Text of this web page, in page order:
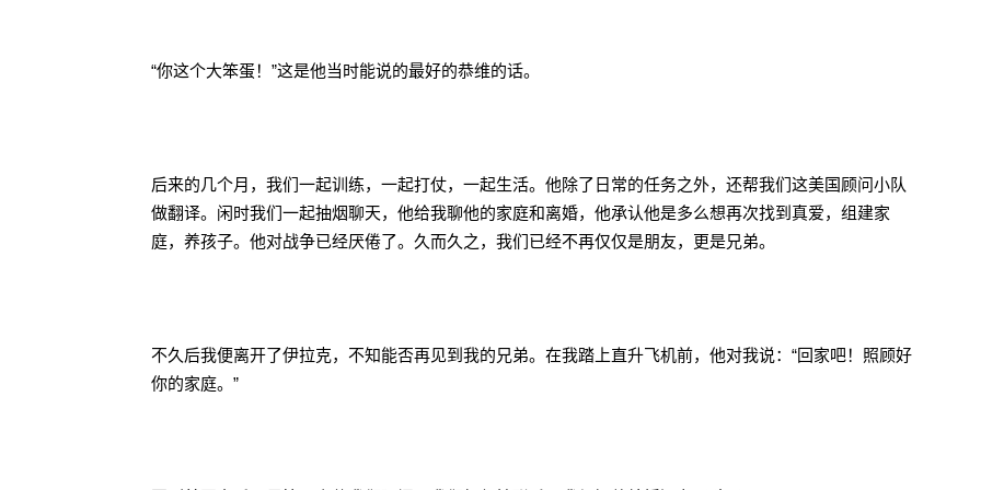
“你这个大笨蛋！”这是他当时能说的最好的恭维的话。
后来的几个月，我们一起训练，一起打仗，一起生活。他除了日常的任务之外，还帮我们这美国顾问小队
做翻译。闲时我们一起抽烟聊天，他给我聊他的家庭和离婚，他承认他是多么想再次找到真爱，组建家
庭，养孩子。他对战争已经厌倦了。久而久之，我们已经不再仅仅是朋友，更是兄弟。
不久后我便离开了伊拉克，不知能否再见到我的兄弟。在我踏上直升飞机前，他对我说：“回家吧！照顾好
你的家庭。”